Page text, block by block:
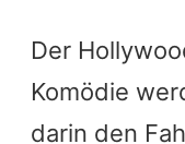
Der
Komödie
darin den